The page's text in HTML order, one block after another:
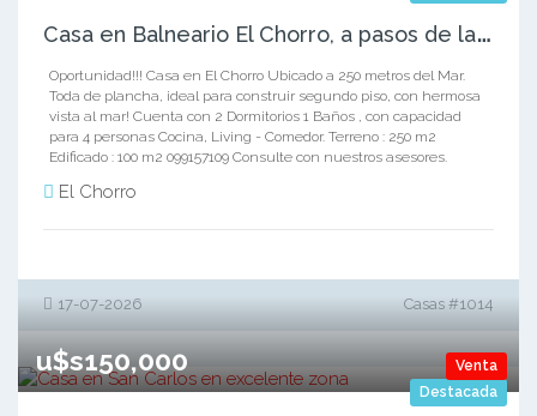
C
asa en Balneario El Chorro, a pasos de la playa
Oportunidad!!! Casa en El Chorro Ubicado a 250 metros del Mar.
Toda de plancha, ideal para construir segundo piso, con hermosa
vista al mar! Cuenta con 2 Dormitorios 1 Baños , con capacidad
para 4 personas Cocina, Living - Comedor. Terreno : 250 m2
Edificado : 100 m2 099157109 Consulte con nuestros asesores.
El Chorro
17-07-2026 Casas #1014
Destacada
Venta
u$s150,000